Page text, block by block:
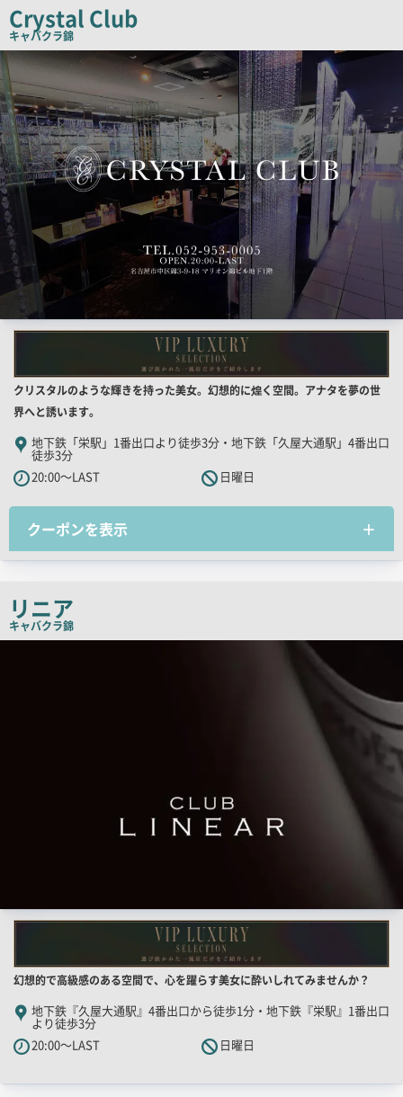
コ
ピ
Crystal Club
キャバクラ錦
検
索
結
果
一
覧
用
画
像
店
舗
PR
キ
ャ
ピ
クリスタルのような輝きを持った美女。幻想的に煌く空間。アナタを夢の世
界へと誘います。
地下鉄「栄駅」1番出口より徒歩3分・地下鉄「久屋大通駅」4番出口
徒歩3分
20:00～LAST
日曜日
クーポンを表示
リニア
キャバクラ錦
検
店
舗
PR
キ
ッ
幻想的で高級感のある空間で、心を躍らす美女に酔いしれてみませんか？
地下鉄『久屋大通駅』4番出口から徒歩1分・地下鉄『栄駅』1番出口
より徒歩3分
20:00～LAST
日曜日